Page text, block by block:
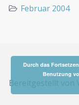
Februar 2004
Bereitgestellt von
Durch das
Benutzung